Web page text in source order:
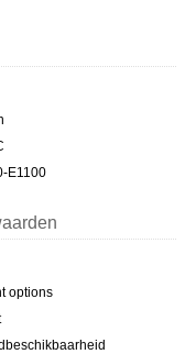
E1100
options